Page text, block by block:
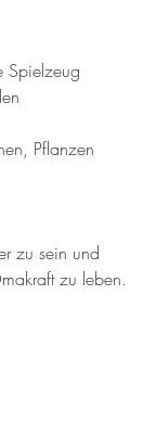
Spielzeug
Pflanzen
zu sein und
zu leben.